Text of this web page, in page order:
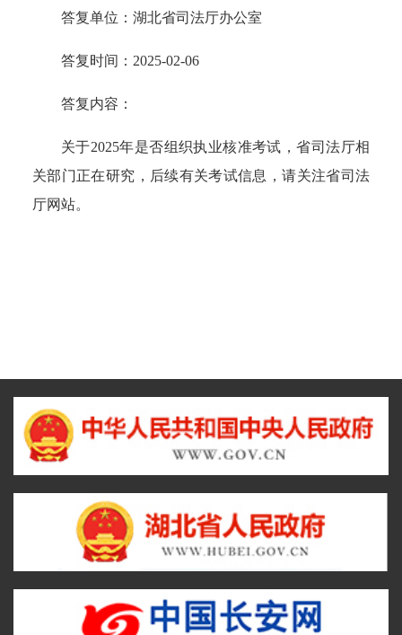
答复单位 ：湖北省司法厅办公室
答复时间： 2025-02-06
答复内容 ：
关于2025年是否组织执业核准考试，省司法厅相
关部门正在研究，后续有关考试信息，请关注省司法
厅网站。